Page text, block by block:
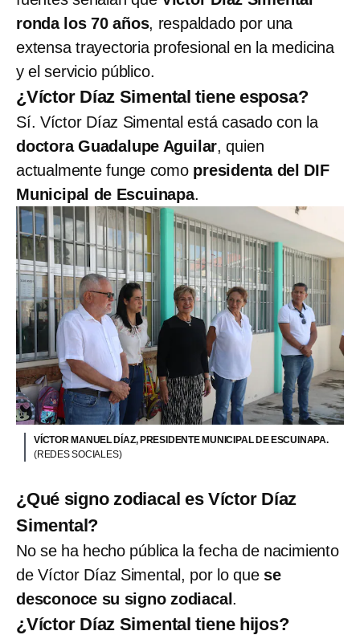
ronda los 70 años, respaldado por una
extensa trayectoria profesional en la medicina
y el servicio público.
¿Víctor Díaz Simental tiene esposa?
Sí. Víctor Díaz Simental está casado con la
doctora Guadalupe Aguilar, quien
actualmente funge como presidenta del DIF
Municipal de Escuinapa.
VÍCTOR MANUEL DÍAZ, PRESIDENTE MUNICIPAL DE ESCUINAPA.
(REDES SOCIALES)
¿Qué signo zodiacal es Víctor Díaz
Simental?
No se ha hecho pública la fecha de nacimiento
de Víctor Díaz Simental, por lo que se
desconoce su signo zodiacal.
¿Víctor Díaz Simental tiene hijos?